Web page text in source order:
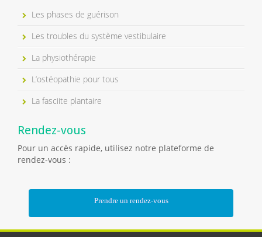
Les phases de guérison
Les troubles du système vestibulaire
La physiothérapie
L’ostéopathie pour tous
La fasciite plantaire
Rendez-vous
Pour un accès rapide, utilisez notre plateforme de
rendez-vous :
Prendre un rendez-vous